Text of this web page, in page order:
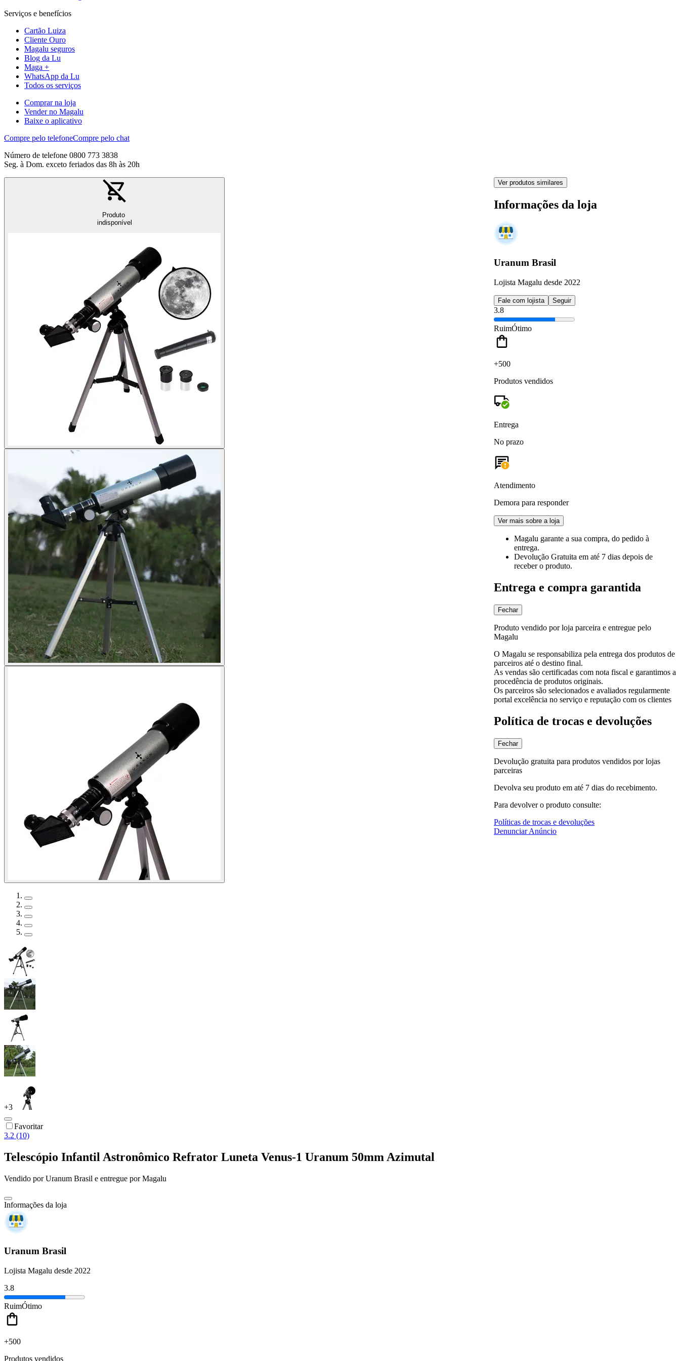
Serviços e benefícios
Cartão Luiza
Cliente Ouro
Magalu seguros
Blog da Lu
Maga +
WhatsApp da Lu
Todos os serviços
Comprar na loja
Vender no Magalu
Baixe o aplicativo
Compre pelo telefoneCompre pelo chat
Número de telefone 0800 773 3838
Seg. à Dom. exceto feriados das 8h às 20h
Produto
indisponível
+3
Favoritar
3.2 (10)
Telescópio Infantil Astronômico Refrator Luneta Venus-1 Uranum 50mm Azimutal
Vendido porUranum Brasil e entregue por Magalu
Informações da loja
Uranum Brasil
Lojista Magalu desde 2022
3.8
RuimÓtimo
+500
Produtos vendidos
Ver produtos similares
Informações da loja
Uranum Brasil
Lojista Magalu desde 2022
Fale com lojista Seguir
3.8
RuimÓtimo
+500
Produtos vendidos
Entrega
No prazo
Atendimento
Demora para responder
Ver mais sobre a loja
Magalu garante a sua compra, do pedido à
entrega.
Devolução Gratuita em até 7 dias depois de
receber o produto.
Entrega e compra garantida
Fechar
Produto vendido por loja parceira e entregue pelo
Magalu
O Magalu se responsabiliza pela entrega dos produtos de
parceiros até o destino final.
As vendas são certificadas com nota fiscal e garantimos a
procedência de produtos originais.
Os parceiros são selecionados e avaliados regularmente
portal excelência no serviço e reputação com os clientes
Política de trocas e devoluções
Fechar
Devolução gratuita para produtos vendidos por lojas
parceiras
Devolva seu produto em até 7 dias do recebimento.
Para devolver o produto consulte:
Políticas de trocas e devoluções
Denunciar Anúncio